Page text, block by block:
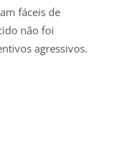
fáceis de
não foi
agressivos.